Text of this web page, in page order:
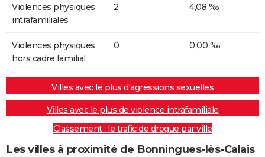
Violences physiques
intrafamiliales
2 4,08 ‰
Violences physiques
hors cadre familial
0 0,00 ‰
Villes avec le plus d'agressions sexuelles
Villes avec le plus de violence intrafamiliale
Classement : le trafic de drogue par ville
Les villes à proximité de Bonningues-lès-Calais